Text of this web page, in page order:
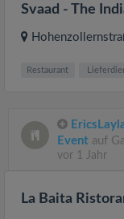
Svaad - The
Restaurant
Event auf
vor 1 Jahr
La Baita